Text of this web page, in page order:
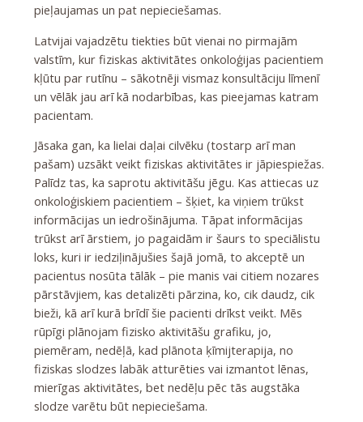
pieļaujamas un pat nepieciešamas.
Latvijai vajadzētu tiekties būt vienai no pirmajām
valstīm, kur fiziskas aktivitātes onkoloģijas pacientiem
kļūtu par rutīnu – sākotnēji vismaz konsultāciju līmenī
un vēlāk jau arī kā nodarbības, kas pieejamas katram
pacientam.
Jāsaka gan, ka lielai daļai cilvēku (tostarp arī man
pašam) uzsākt veikt fiziskas aktivitātes ir jāpiespiežas.
Palīdz tas, ka saprotu aktivitāšu jēgu. Kas attiecas uz
onkoloģiskiem pacientiem – šķiet, ka viņiem trūkst
informācijas un iedrošinājuma. Tāpat informācijas
trūkst arī ārstiem, jo pagaidām ir šaurs to speciālistu
loks, kuri ir iedziļinājušies šajā jomā, to akceptē un
pacientus nosūta tālāk – pie manis vai citiem nozares
pārstāvjiem, kas detalizēti pārzina, ko, cik daudz, cik
bieži, kā arī kurā brīdī šie pacienti drīkst veikt. Mēs
rūpīgi plānojam fizisko aktivitāšu grafiku, jo,
piemēram, nedēļā, kad plānota ķīmijterapija, no
fiziskas slodzes labāk atturēties vai izmantot lēnas,
mierīgas aktivitātes, bet nedēļu pēc tās augstāka
slodze varētu būt nepieciešama.